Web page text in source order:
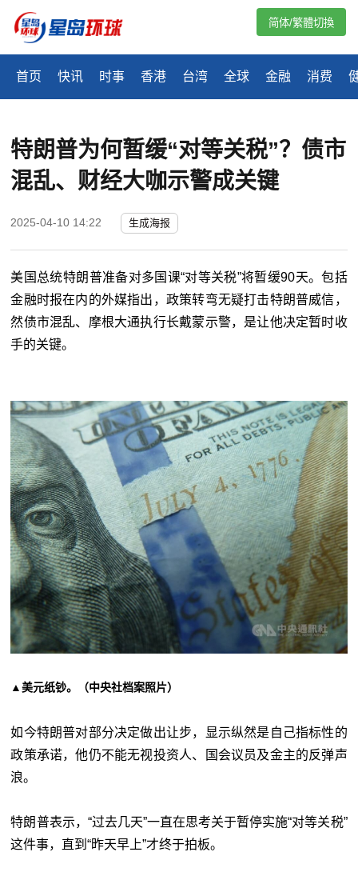
首页 快讯 时事 香港 台湾 全球 金融 消费
简体/繁體切換
特朗普为何暂缓“对等关税”？债市
混乱、财经大咖示警成关键
2025-04-10 14:22 生成海报
美国总统特朗普准备对多国课“对等关税”将暂缓90天。包括
金融时报在内的外媒指出，政策转弯无疑打击特朗普威信，
然债市混乱、摩根大通执行长戴蒙示警，是让他决定暂时收
手的关键。
▲美元纸钞。（中央社档案照片）
如今特朗普对部分决定做出让步，显示纵然是自己指标性的
政策承诺，他仍不能无视投资人、国会议员及金主的反弹声
浪。
特朗普表示，“过去几天”一直在思考关于暂停实施“对等关税”
这件事，直到“昨天早上”才终于拍板。